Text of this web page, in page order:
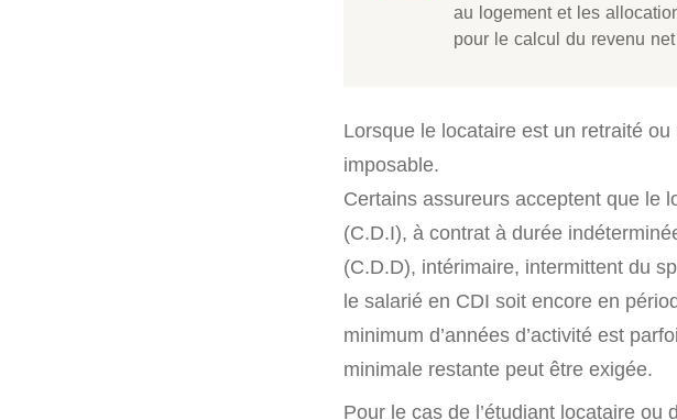
au logement et les
pour le calcul du revenu
Lorsque le locataire est un retraité
imposable.
Certains assureurs acceptent que le
(C.D.I), à contrat à durée
(C.D.D), intérimaire, intermittent du
le salarié en CDI soit encore en
minimum d’années d’activité est
minimale restante peut être exigée.
Pour le cas de l’étudiant locataire ou